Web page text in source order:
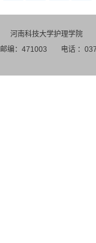
河南科技大学护理学院
邮编：471003
电话 ：